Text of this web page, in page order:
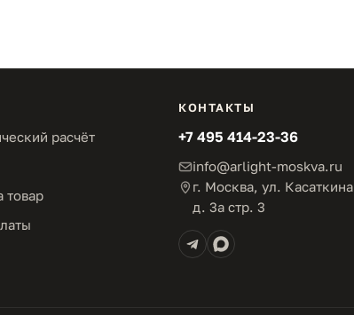
расчёт
товар
КОНТАКТЫ
+7 495 414-23-36
info@arlight-moskva.ru
г. Москва, ул. Касаткина
д. 3а стр. 3